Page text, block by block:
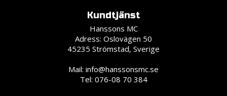
Kundtjänst
Hanssons MC
Adress: Oslovägen 50
45235 Strömstad, Sverige
Mail: info@hanssonsmc.se
Tel: 076-08 70 384